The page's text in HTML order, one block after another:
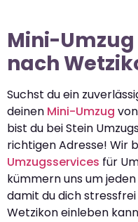
Mini-Umzug
nach
Suchst du ein
deinen Mini-Umzug
bist du bei Stein
richtigen Adresse! Wir
Umzugsservices für
kümmern uns um
damit du dich stressfrei
Wetzikon einleben